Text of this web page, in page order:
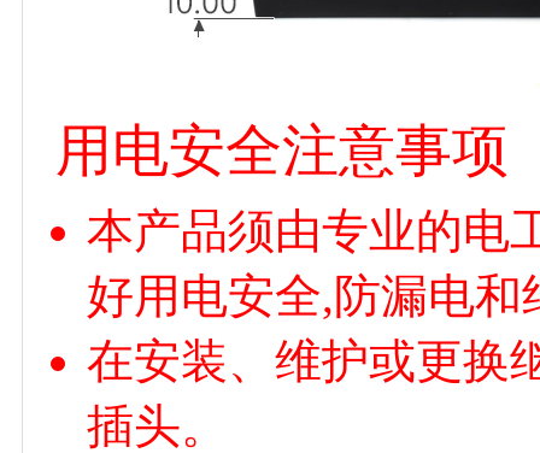
用电安全注意事项
本产品须由专业的电
好用电安全,防漏电
在安装、维护或更换
插头。